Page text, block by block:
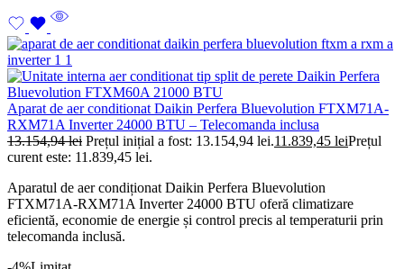
Aparat de aer conditionat Daikin Perfera Bluevolution FTXM71A-
RXM71A Inverter 24000 BTU – Telecomanda inclusa
13.154,94lei Prețul inițial a fost: 13.154,94 lei.11.839,45 leiPrețul
curent este: 11.839,45 lei.
Aparatul de aer condiționat Daikin Perfera Bluevolution
FTXM71A-RXM71A Inverter 24000 BTU oferă climatizare
eficientă, economie de energie și control precis al temperaturii prin
telecomanda inclusă.